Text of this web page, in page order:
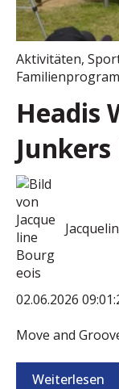
Aktivitäten,
Headis
02.06.2026
Move and
Weiterlesen